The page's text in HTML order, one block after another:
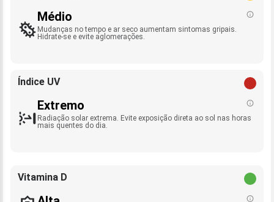
Médio
Mudanças no tempo e ar seco aumentam sintomas gripais.
Hidrate-se e evite aglomerações.
Índice UV
Extremo
Radiação solar extrema. Evite exposição direta ao sol nas horas
mais quentes do dia.
Vitamina D